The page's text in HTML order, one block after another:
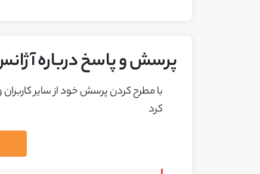
پرسش و پاسخ درباره
با مطرح کردن پرسش خود از ساير
کرد